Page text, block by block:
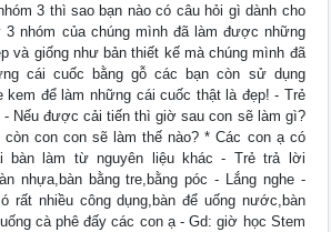
3 thì sao bạn nào có câu hỏi gì dành cho
3 nhóm của chúng mình đã làm được những
và giống như bản thiết kế mà chúng mình đã
cái cuốc bằng gỗ các bạn còn sử dụng
kem để làm những cái cuốc thật là đẹp! - Trẻ
Nếu được cải tiến thì giờ sau con sẽ làm gì?
còn con con sẽ làm thế nào? * Các con ạ có
bàn làm từ nguyên liệu khác - Trẻ trả lời
nhựa,bàn bằng tre,bằng póc - Lắng nghe -
rất nhiều công dụng,bàn để uống nước,bàn
cà phê đấy các con ạ - Gd: giờ học Stem